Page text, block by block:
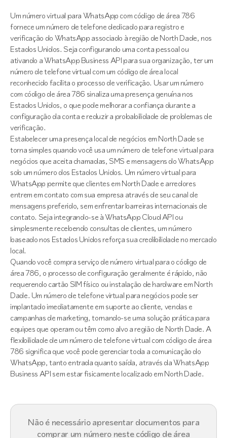
Um número virtual para WhatsApp com código de área 786
fornece um número de telefone dedicado para registro e
verificação do WhatsApp associado à região de North Dade, nos
Estados Unidos. Seja configurando uma conta pessoal ou
ativando a WhatsApp Business API para sua organização, ter um
número de telefone virtual com um código de área local
reconhecido facilita o processo de verificação. Usar um número
com código de área 786 sinaliza uma presença genuína nos
Estados Unidos, o que pode melhorar a confiança durante a
configuração da conta e reduzir a probabilidade de problemas de
verificação.
Estabelecer uma presença local de negócios em North Dade se
torna simples quando você usa um número de telefone virtual para
negócios que aceita chamadas, SMS e mensagens do WhatsApp
sob um número dos Estados Unidos. Um número virtual para
WhatsApp permite que clientes em North Dade e arredores
entrem em contato com sua empresa através de seu canal de
mensagens preferido, sem enfrentar barreiras internacionais de
contato. Seja integrando-se à WhatsApp Cloud API ou
simplesmente recebendo consultas de clientes, um número
baseado nos Estados Unidos reforça sua credibilidade no mercado
local.
Quando você compra serviço de número virtual para o código de
área 786, o processo de configuração geralmente é rápido, não
requerendo cartão SIM físico ou instalação de hardware em North
Dade. Um número de telefone virtual para negócios pode ser
implantado imediatamente em suporte ao cliente, vendas e
campanhas de marketing, tornando-se uma solução prática para
equipes que operam ou têm como alvo a região de North Dade. A
flexibilidade de um número de telefone virtual com código de área
786 significa que você pode gerenciar toda a comunicação do
WhatsApp, tanto entrada quanto saída, através da WhatsApp
Business API sem estar fisicamente localizado em North Dade.
Não é necessário apresentar documentos para
comprar um número neste código de área